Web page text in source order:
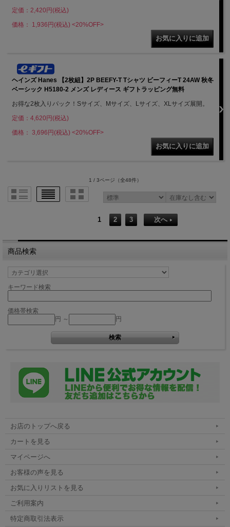
定価：2,420円(税込)
価格： 1,936円(税込) <20%OFF>
ヘインズ Hanes 【2枚組】2P BEEFY-T Tシャツ ビーフィーT 24AW 秋冬
ベーシック H5180-2 メンズ レディース ギフトラッピング無料
お得な2枚入りパック！Sサイズ、Mサイズ、Lサイズ、XLサイズ展開。
定価：4,620円(税込)
価格： 3,696円(税込) <20%OFF>
1 / 3ページ （全48件）
1 2 3 次へ
商品検索
キーワード検索
価格帯検索
円 ～
円
お店のトップへ戻る
カートを見る
マイページへ
お客様の声を見る
お気に入りリストを見る
ご利用案内
特定商取引法表示